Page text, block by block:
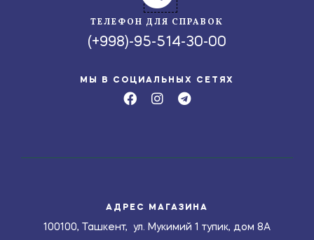
ТЕЛЕФОН ДЛЯ СПРАВОК
(+998)-95-514-30-00
МЫ В СОЦИАЛЬНЫХ СЕТЯХ
АДРЕС МАГАЗИНА
100100, Ташкент, ул. Мукимий 1 тупик, дом 8А